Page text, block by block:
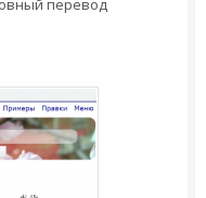
перевод